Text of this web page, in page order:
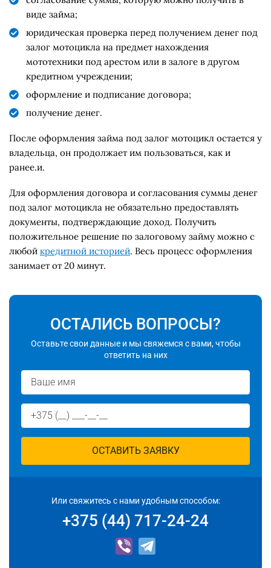
виде займа;
юридическая проверка перед получением денег под
залог мотоцикла на предмет нахождения
мототехники под арестом или в залоге в другом
кредитном учреждении;
оформление и подписание договора;
получение денег.
После оформления займа под залог мотоцикл остается у
владельца, он продолжает им пользоваться, как и
ранее.и.
Для оформления договора и согласования суммы денег
под залог мотоцикла не обязательно предоставлять
документы, подтверждающие доход. Получить
положительное решение по залоговому займу можно с
любой кредитной историей. Весь процесс оформления
занимает от 20 минут.
ОСТАЛИСЬ ВОПРОСЫ?
Оставьте свои данные и мы свяжемся с вами, чтобы
ответить на них
ОСТАВИТЬ ЗАЯВКУ
Или свяжитесь с нами удобным способом:
+375 (44) 717-24-24